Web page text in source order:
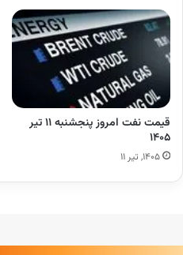
قیمت نفت امروز پنجشنبه ۱۱ تیر
۱۴۰۵
۱۴۰۵, تیر ۱۱